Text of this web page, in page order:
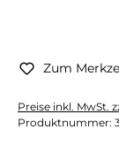
Zum
Preise inkl. MwSt.
Produktnummer: